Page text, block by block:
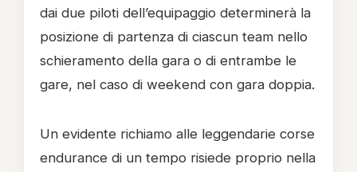
dai due piloti dell’equipaggio determinerà la
posizione di partenza di ciascun team nello
schieramento della gara o di entrambe le
gare, nel caso di weekend con gara doppia.
Un evidente richiamo alle leggendarie corse
endurance di un tempo risiede proprio nella